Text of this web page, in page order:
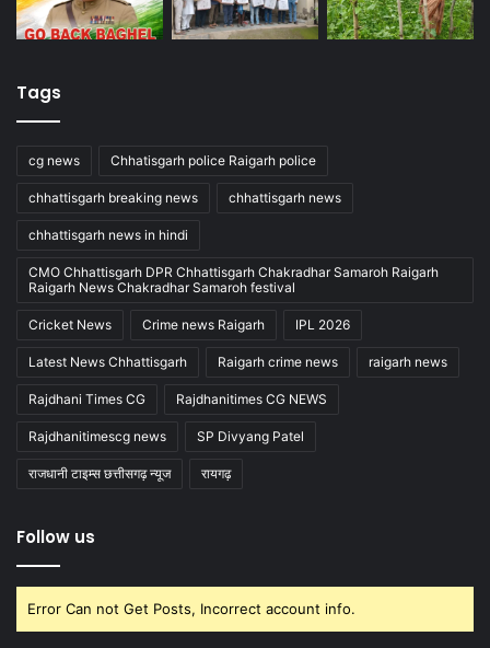
Tags
cg news Chhatisgarh police Raigarh police
chhattisgarh breaking news chhattisgarh news
chhattisgarh news in hindi
CMO Chhattisgarh DPR Chhattisgarh Chakradhar Samaroh Raigarh
Raigarh News Chakradhar Samaroh festival
Cricket News Crime news Raigarh IPL 2026
Latest News Chhattisgarh Raigarh crime news raigarh news
Rajdhani Times CG Rajdhanitimes CG NEWS
Rajdhanitimescg news SP Divyang Patel
राजधानी टाइम्स छत्तीसगढ़ न्यूज रायगढ़
Follow us
Error Can not Get Posts, Incorrect account info.